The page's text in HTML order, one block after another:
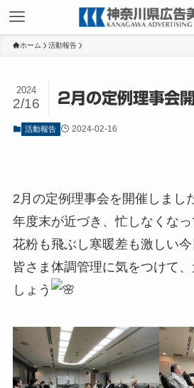
ホーム 活動報告
2月の定例理事会
2024
2/16
活動報告 2024-02-16
2月の定例理事会を開催しまし
年度末が近づき、忙しなくなっ
花粉も飛ぶし寒暖差も激しい今
皆さま体調管理に気をつけて
しょう